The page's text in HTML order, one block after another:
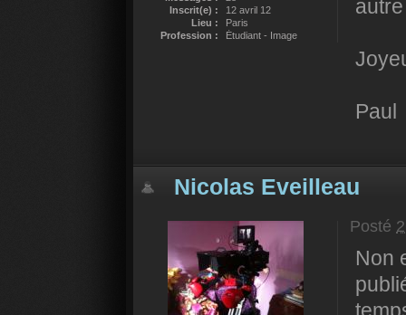
Inscrit(e) :
12 avril 12
Lieu :
Paris
Profession :
Étudiant - Image
Paul
Nicolas Eveilleau
Posté
Non